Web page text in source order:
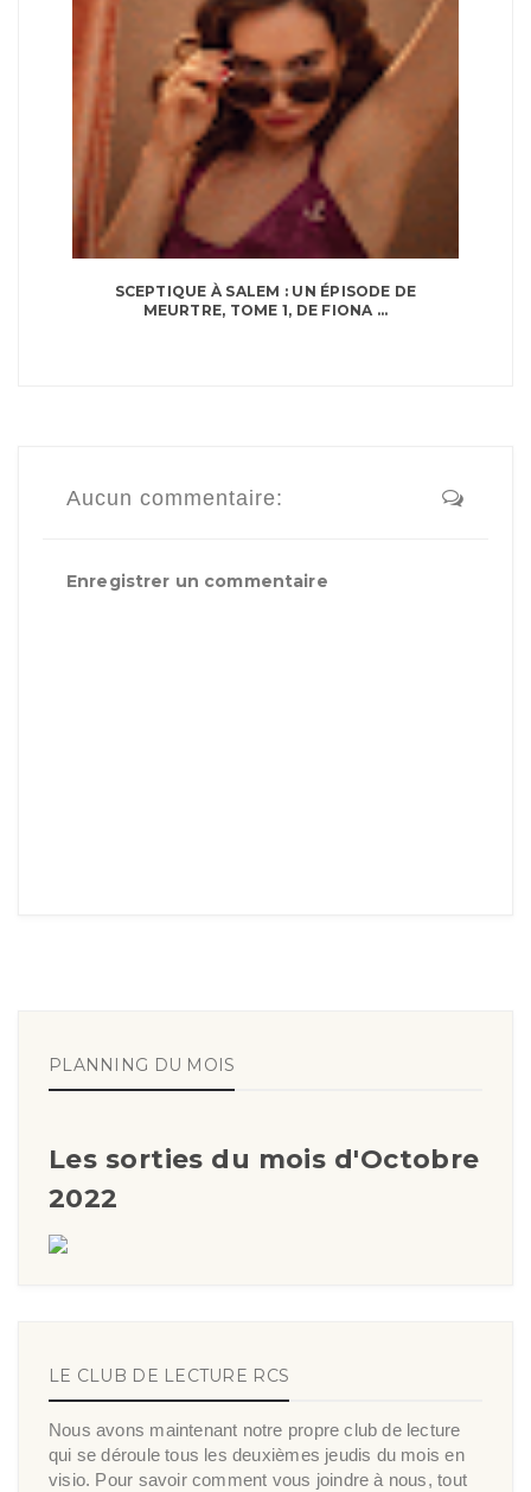
SCEPTIQUE À SALEM : UN ÉPISODE DE
MEURTRE, TOME 1, DE FIONA ...
Aucun commentaire:
Enregistrer un commentaire
PLANNING DU MOIS
Les sorties du mois d'Octobre
2022
LE CLUB DE LECTURE RCS
Nous avons maintenant notre propre club de lecture
qui se déroule tous les deuxièmes jeudis du mois en
visio. Pour savoir comment vous joindre à nous, tout